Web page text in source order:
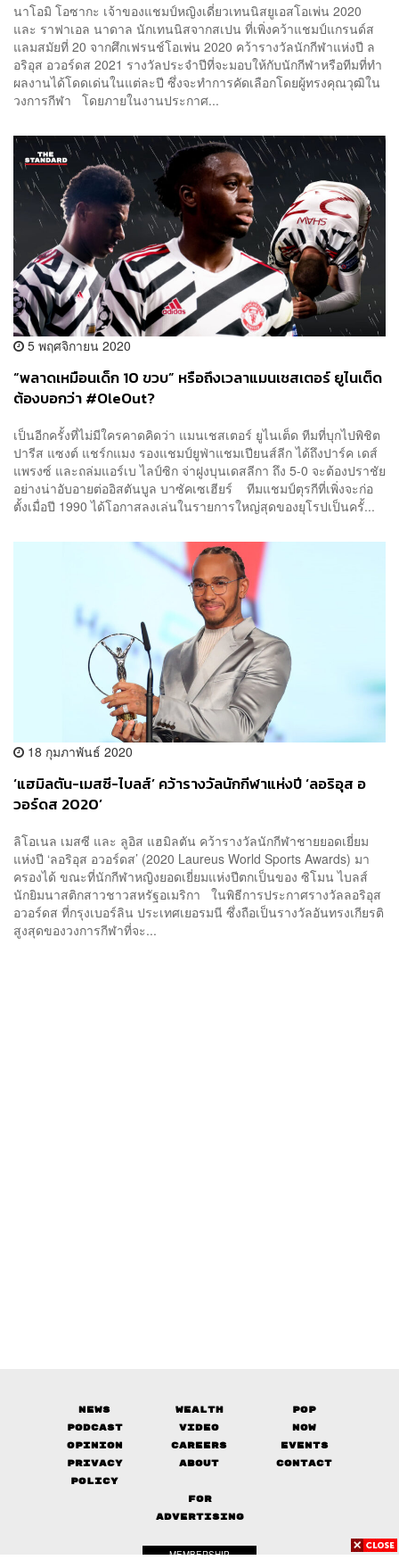
นาโอมิ โอซากะ เจ้าของแชมป์หญิงเดี่ยวเทนนิสยูเอส​โอเพ่น 2020
และ ราฟาเอล นาดาล นักเทนนิสจากสเปน ที่เพิ่งคว้าแชมป์แกรนด์ส
แลมสมัยที่ 20 จากศึกเฟรนช์โอเพ่น 2020 คว้ารางวัลนักกีฬาแห่งปี ล
อริอุส อวอร์ดส 2021 รางวัลประจำปีที่จะมอบให้กับนักกีฬาหรือทีมที่ทำ
ผลงานได้โดดเด่นในแต่ละปี ซึ่งจะทำการคัดเลือกโดยผู้ทรงคุณวุฒิใน
วงการกีฬา โดยภายในงานประกาศ...
5 พฤศจิกายน 2020
“พลาดเหมือนเด็ก 10 ขวบ” หรือถึงเวลาแมนเชสเตอร์ ยูไนเต็ด
ต้องบอกว่า #OleOut?
เป็นอีกครั้งที่ไม่มีใครคาดคิดว่า แมนเชสเตอร์​ ยูไนเต็ด ทีมที่บุกไปพิชิต
ปารีส แซงต์ แชร์กแมง รองแชมป์ยูฟ่าแชมเปียนส์ลีก ได้ถึงปาร์ค เดส์
แพรงซ์ และถล่มแอร์เบ ไลป์ซิก จ่าฝูงบุนเดสลีกา ถึง 5-0 จะต้องปราชัย
อย่างน่าอับอายต่ออิสตันบูล บาซัคเซเฮียร์ ทีมแชมป์ตุรกีที่เพิ่งจะก่อ
ตั้งเมื่อปี 1990 ได้โอกาสลงเล่นในรายการใหญ่สุดของยุโรปเป็นครั้...
18 กุมภาพันธ์ 2020
‘แฮมิลตัน-เมสซี-ไบลส์’ คว้ารางวัลนักกีฬาแห่งปี ‘ลอริอุส อ
วอร์ดส 2020’
ลิโอเนล เมสซี และ ลูอิส แฮมิลตัน คว้ารางวัลนักกีฬาชายยอดเยี่ยม
แห่งปี ‘ลอริอุส อวอร์ดส’ (2020 Laureus World Sports Awards) มา
ครองได้ ขณะที่นักกีฬาหญิงยอดเยี่ยมแห่งปีตกเป็นของ ซิโมน ไบลส์
นักยิมนาสติกสาวชาวสหรัฐอเมริกา ในพิธีการประกาศรางวัลลอริอุส
อวอร์ดส ที่กรุงเบอร์ลิน ประเทศเยอรมนี ซึ่งถือเป็นรางวัลอันทรงเกียรติ
สูงสุดของวงการกีฬาที่จะ...
News Wealth
Pop
Podcast
Video
Now
Opinion
Careers
Events
Privacy
Policy
About Contact
FOR
ADVERTISING
MEMBERSHIP